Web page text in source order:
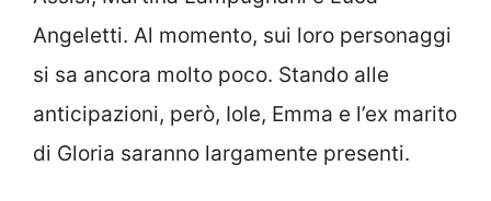
Angeletti. Al momento, sui loro personaggi
si sa ancora molto poco. Stando alle
anticipazioni, però, Iole, Emma e l’ex marito
di Gloria saranno largamente presenti.